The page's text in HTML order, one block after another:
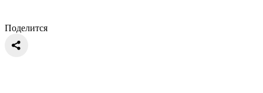
Поделится